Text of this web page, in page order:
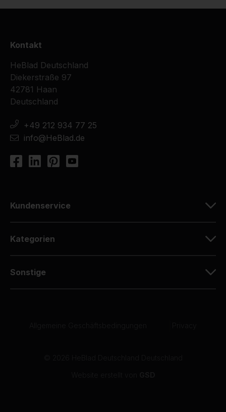
Kontakt
HeBlad Deutschland
Diekerstraße 97
42781 Haan
Deutschland
+49 212 934 77 25
info@HeBlad.de
Kundenservice
Kategorien
Sonstige